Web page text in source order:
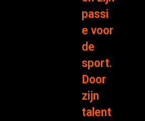
passi
e voor
de
sport.
Door
zijn
talent